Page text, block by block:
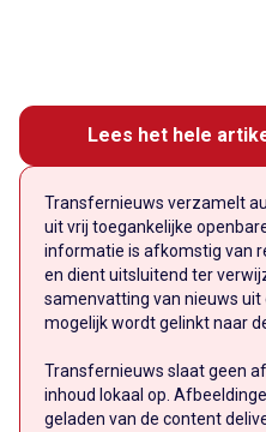
Lees het hele
Transfernieuws verzamelt
uit vrij toegankelijke
informatie is afkomstig van
en dient uitsluitend ter
samenvatting van nieuws uit
mogelijk wordt gelinkt naar
Transfernieuws slaat geen
inhoud lokaal op.
geladen van de content